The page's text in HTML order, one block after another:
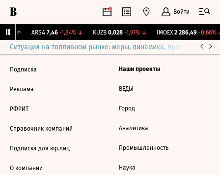
Войти
↑ ARSA 7,46 -1,84%↓ KUZB 0,028 -1,91%↓ IMOEX 2 286,49 -0,66%
Ситуация на топливном рынке: меры, динамика, прогнозы
Подписка
Реклама
РФРИТ
Справочник компаний
Подписка для юр.лиц
О компании
Наши проекты
ВЕДЫ
Город
Аналитика
Промышленность
Наука